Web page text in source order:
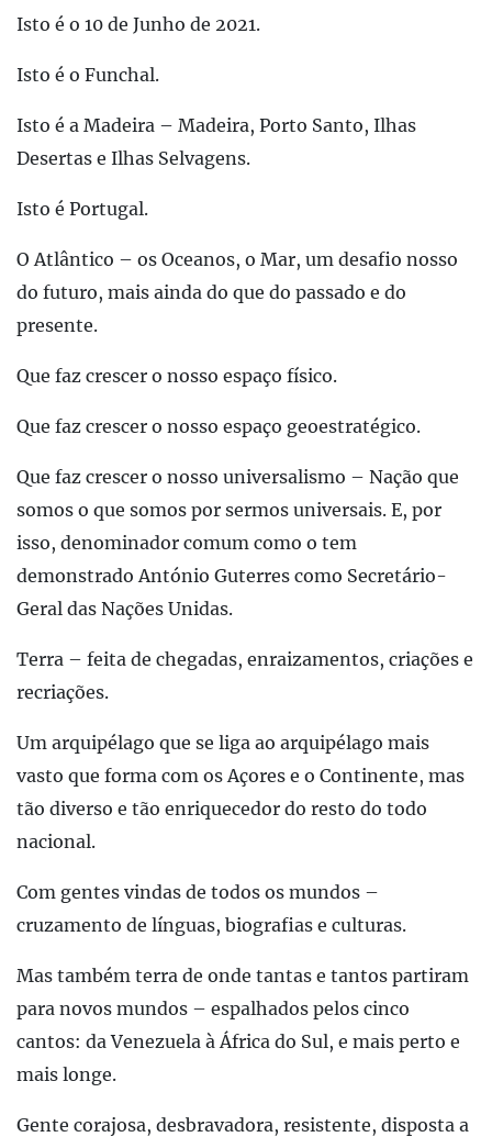
Isto é o 10 de Junho de 2021.
Isto é o Funchal.
Isto é a Madeira – Madeira, Porto Santo, Ilhas
Desertas e Ilhas Selvagens.
Isto é Portugal.
O Atlântico – os Oceanos, o Mar, um desafio nosso
do futuro, mais ainda do que do passado e do
presente.
Que faz crescer o nosso espaço físico.
Que faz crescer o nosso espaço geoestratégico.
Que faz crescer o nosso universalismo – Nação que
somos o que somos por sermos universais. E, por
isso, denominador comum como o tem
demonstrado António Guterres como Secretário-
Geral das Nações Unidas.
Terra – feita de chegadas, enraizamentos, criações e
recriações.
Um arquipélago que se liga ao arquipélago mais
vasto que forma com os Açores e o Continente, mas
tão diverso e tão enriquecedor do resto do todo
nacional.
Com gentes vindas de todos os mundos –
cruzamento de línguas, biografias e culturas.
Mas também terra de onde tantas e tantos partiram
para novos mundos – espalhados pelos cinco
cantos: da Venezuela à África do Sul, e mais perto e
mais longe.
Gente corajosa, desbravadora, resistente, disposta a